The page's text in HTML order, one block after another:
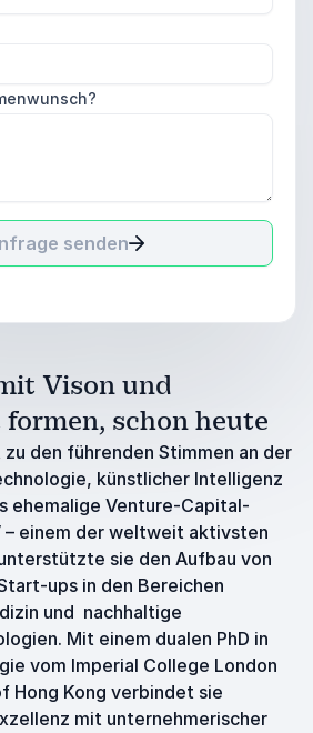
senden
Vison und
schon heute
zu den führenden Stimmen an der
künstlicher Intelligenz
ehemalige Venture-Capital-
– einem der weltweit aktivsten
sie den Aufbau von
ups in den Bereichen
und nachhaltige
Mit einem dualen PhD in
vom Imperial College London
Hong Kong verbindet sie
mit unternehmerischer